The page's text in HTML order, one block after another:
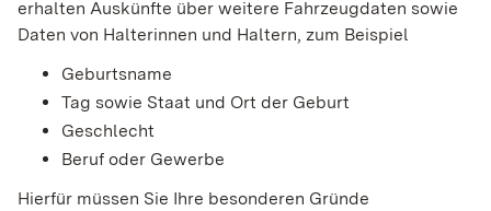
erhalten Auskünfte über weitere Fahrzeugdaten sowie
Daten von Halterinnen und Haltern, zum Beispiel
Geburtsname
Tag sowie Staat und Ort der Geburt
Geschlecht
Beruf oder Gewerbe
Hierfür müssen Sie Ihre besonderen Gründe